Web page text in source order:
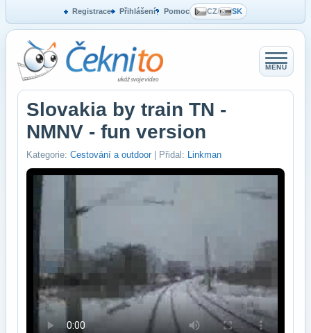
Registrace Přihlášení Pomoc CZ/ SK
MENU
Slovakia by train TN -
NMNV - fun version
Kategorie: Cestování a outdoor | Přidal: Linkman